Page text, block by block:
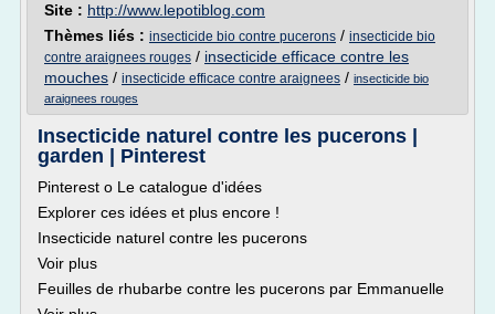
Site : http://www.lepotiblog.com
Thèmes liés : insecticide bio contre pucerons / insecticide bio
contre araignees rouges / insecticide efficace contre les
mouches / insecticide efficace contre araignees / insecticide bio
araignees rouges
Insecticide naturel contre les pucerons |
garden | Pinterest
Pinterest o Le catalogue d'idées
Explorer ces idées et plus encore !
Insecticide naturel contre les pucerons
Voir plus
Feuilles de rhubarbe contre les pucerons par Emmanuelle